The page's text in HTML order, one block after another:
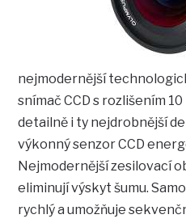
nejmodernější
snímač CCD s rozlišením
detailně i ty nejdrobnější
výkonný senzor CCD
Nejmodernější zesilovací
eliminují výskyt šumu.
rychlý a umožňuje